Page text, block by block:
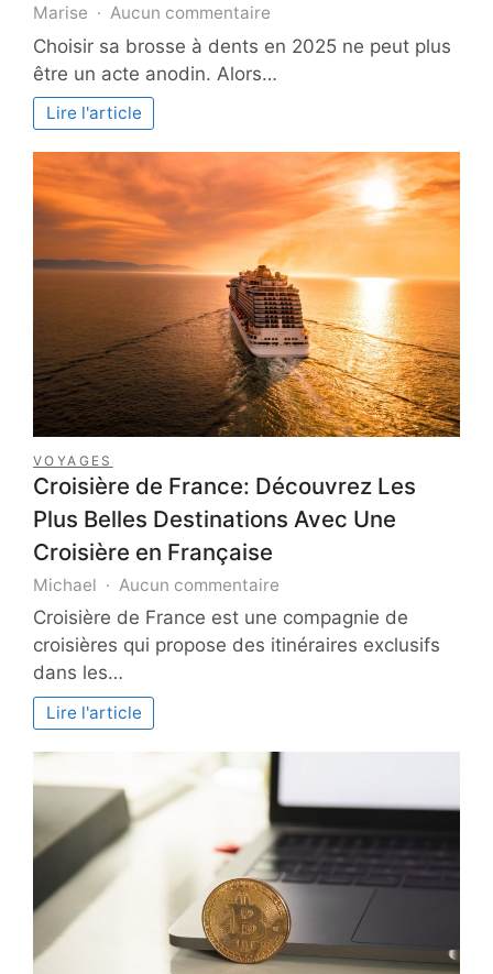
Marise Aucun commentaire
Optez
pour
une
dents
qui
allie
santé
et
éco-
responsabilité
Choisir sa brosse à dents en 2025 ne peut plus
être un acte anodin. Alors…
Lire l'article
VOYAGES
Croisière de France: Découvrez Les
Plus Belles Destinations Avec Une
Croisière en Française
Michael Aucun commentaire
de
France:
Belles
Destinations
Avec
Une
Croisière
en
Française
Croisière de France est une compagnie de
croisières qui propose des itinéraires exclusifs
dans les…
Lire l'article